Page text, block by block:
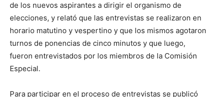
de los nuevos aspirantes a dirigir el organismo de
elecciones, y relató que las entrevistas se realizaron en
horario matutino y vespertino y que los mismos agotaron
turnos de ponencias de cinco minutos y que luego,
fueron entrevistados por los miembros de la Comisión
Especial.
Para participar en el proceso de entrevistas se publicó